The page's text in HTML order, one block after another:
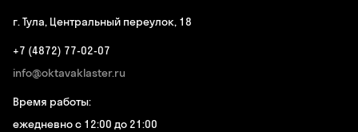
г. Тула, Центральный переулок, 18
+7 (4872) 77-02-07
info@oktavaklaster.ru
Время работы:
ежедневно с 12:00 до 21:00